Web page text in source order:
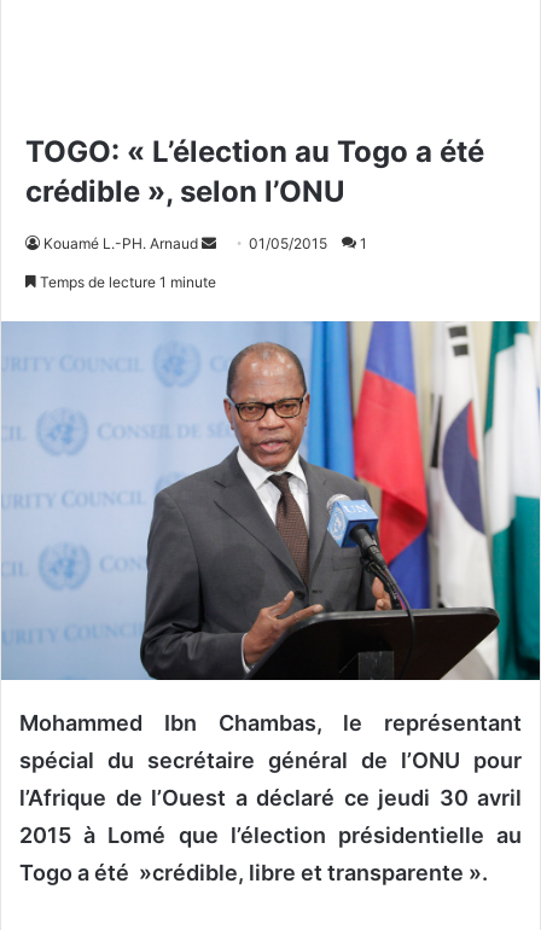
TOGO: « L’élection au Togo a été
crédible », selon l’ONU
Kouamé L.-PH. Arnaud
c
i
e
01/05/2015 1
Temps de lecture 1 minute
Mohammed Ibn Chambas, le représentant
spécial du secrétaire général de l’ONU pour
l’Afrique de l’Ouest a déclaré ce jeudi 30 avril
2015 à Lomé que l’élection présidentielle au
Togo a été »crédible, libre et transparente ».